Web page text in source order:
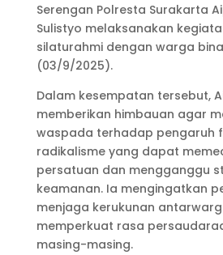
Serengan Polresta Surakarta
Sulistyo melaksanakan
silaturahmi dengan warga
(03/9/2025).
Dalam kesempatan tersebut,
memberikan himbauan agar
waspada terhadap pengaruh
radikalisme yang dapat
persatuan dan mengganggu
keamanan. Ia mengingatkan
menjaga kerukunan
memperkuat rasa
masing-masing.